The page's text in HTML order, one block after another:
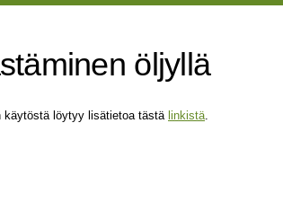
öljyllä
käytöstä löytyy lisätietoa tästä linkistä.